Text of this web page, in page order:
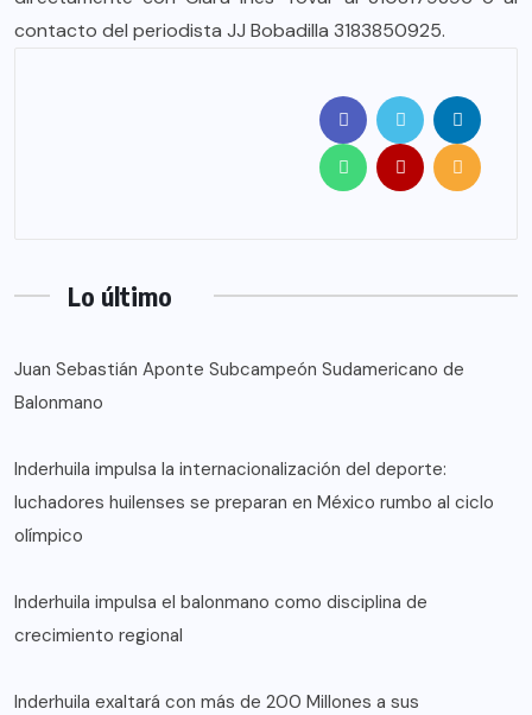
contacto del periodista JJ Bobadilla 3183850925.
Lo último
Juan Sebastián Aponte Subcampeón Sudamericano de
Balonmano
Inderhuila impulsa la internacionalización del deporte:
luchadores huilenses se preparan en México rumbo al ciclo
olímpico
Inderhuila impulsa el balonmano como disciplina de
crecimiento regional
Inderhuila exaltará con más de 200 Millones a sus